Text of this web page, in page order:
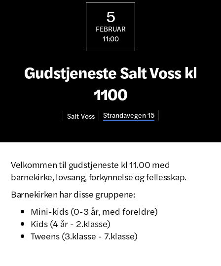
5
FEBRUAR
11:00
Gudstjeneste Salt Voss kl
1100
Salt Voss Strandavegen 15
Velkommen til gudstjeneste kl 11.00 med
barnekirke, lovsang, forkynnelse og fellesskap.
Barnekirken har disse gruppene:
Mini-kids (0-3 år, med foreldre)
Kids (4 år - 2.klasse)
Tweens (3.klasse - 7.klasse)